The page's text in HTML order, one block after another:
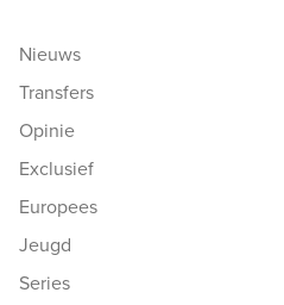
Nieuws
Transfers
Opinie
Exclusief
Europees
Jeugd
Series